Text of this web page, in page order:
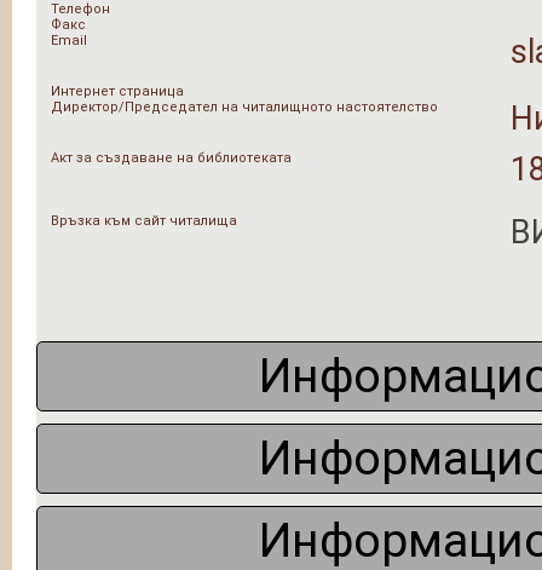
Телефон
Факс
Email
Интернет страница
Директор/Председател на читалищното настоятелство
Акт за създаване на библиотеката
Връзка към сайт читалища